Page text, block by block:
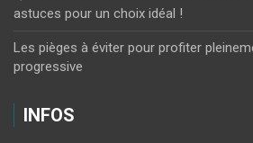
astuces pour un choix idéal !
Les pièges à éviter pour profiter
progressive
INFOS